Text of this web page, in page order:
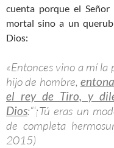
cuenta porque el
mortal sino a un
Dios:
«Entonces vino a mí la
hijo de hombre,
el rey de Tiro, y
Dios:“‘¡Tú eras un
de completa
2015)